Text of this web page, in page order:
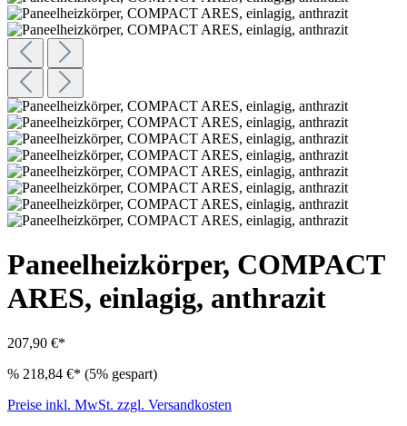
Paneelheizkörper, COMPACT
ARES, einlagig, anthrazit
207,90 €*
% 218,84 €* (5% gespart)
Preise inkl. MwSt. zzgl. Versandkosten